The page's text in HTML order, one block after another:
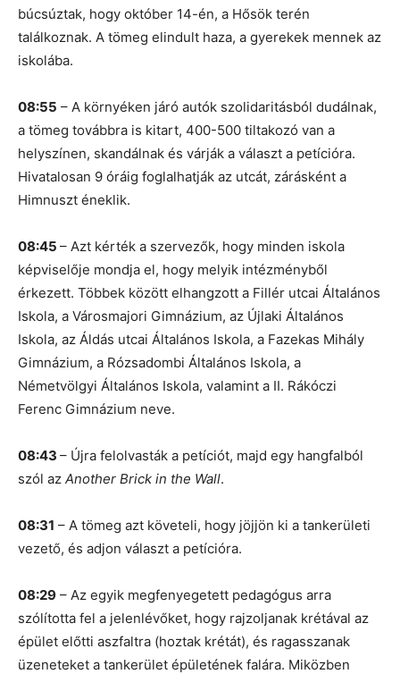
búcsúztak, hogy október 14-én, a Hősök terén
találkoznak. A tömeg elindult haza, a gyerekek mennek az
iskolába.
08:55 – A környéken járó autók szolidaritásból dudálnak,
a tömeg továbbra is kitart, 400-500 tiltakozó van a
helyszínen, skandálnak és várják a választ a petícióra.
Hivatalosan 9 óráig foglalhatják az utcát, zárásként a
Himnuszt éneklik.
08:45 – Azt kérték a szervezők, hogy minden iskola
képviselője mondja el, hogy melyik intézményből
érkezett. Többek között elhangzott a Fillér utcai Általános
Iskola, a Városmajori Gimnázium, az Újlaki Általános
Iskola, az Áldás utcai Általános Iskola, a Fazekas Mihály
Gimnázium, a Rózsadombi Általános Iskola, a
Németvölgyi Általános Iskola, valamint a II. Rákóczi
Ferenc Gimnázium neve.
08:43 – Újra felolvasták a petíciót, majd egy hangfalból
szól az Another Brick in the Wall.
08:31 – A tömeg azt követeli, hogy jöjjön ki a tankerületi
vezető, és adjon választ a petícióra.
08:29 – Az egyik megfenyegetett pedagógus arra
szólította fel a jelenlévőket, hogy rajzoljanak krétával az
épület előtti aszfaltra (hoztak krétát), és ragasszanak
üzeneteket a tankerület épületének falára. Miközben